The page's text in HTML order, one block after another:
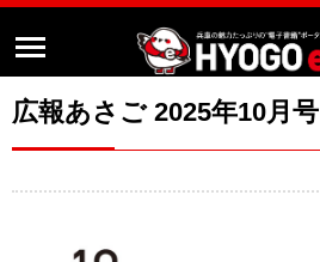
広報あさご 2025年10月号